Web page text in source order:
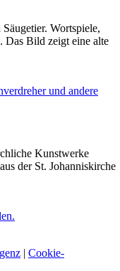
und andere
| Cookie-